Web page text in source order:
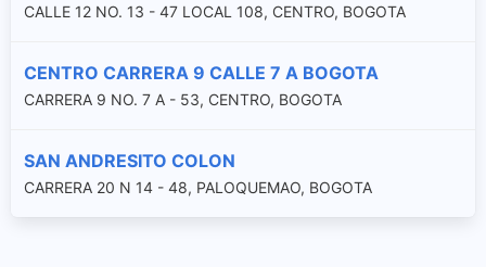
CALLE 12 NO. 13 - 47 LOCAL 108, CENTRO, BOGOTA
CENTRO CARRERA 9 CALLE 7 A BOGOTA
CARRERA 9 NO. 7 A - 53, CENTRO, BOGOTA
SAN ANDRESITO COLON
CARRERA 20 N 14 - 48, PALOQUEMAO, BOGOTA